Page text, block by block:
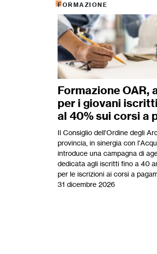
FORMAZIONE
Formazione OAR,
per i giovani
al 40% sui corsi a
Il Consiglio dell'Ordine degli
provincia, in sinergia con
introduce una campagna di
dedicata agli iscritti fino a 40
per le iscrizioni ai corsi a
31 dicembre 2026